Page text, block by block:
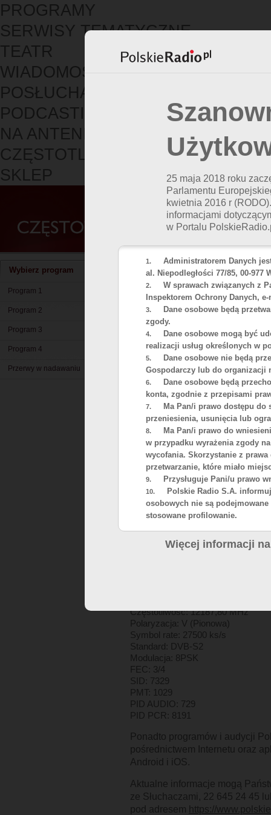
25 maja 2018 roku
Parlamentu
kwietnia 2016 r
informacjami
w Portalu
1.
Administratorem Danych
al. Niepodległości 77/85, 00-977
2.
W sprawach związanych z
Inspektorem Ochrony Danych,
3.
Dane osobowe będą
zgody.
4.
Dane osobowe mogą być
realizacji usług określonych w
5.
Dane osobowe nie będą
Gospodarczy lub do organizacji
6.
Dane osobowe będą
konta, zgodnie z przepisami
7.
Ma Pan/i prawo dostępu
przeniesienia, usunięcia lub
8.
Ma Pan/i prawo do
w przypadku wyrażenia zgody
wycofania. Skorzystanie z
przetwarzanie, które miało
9. Przysługuje Pani/u prawo
10.
Polskie Radio S.A.
osobowych nie są
stosowane profilowanie.
Więcej informacji
PROGRAMY
SERWISY TEMATYCZNE
TEATR
WIADOMOŚCI
POSŁUCHAJ
PODCASTING
NA ANTENIE
CZĘSTOTLIWOŚCI
SKLEP
Wybierz program
Program 1
Program 2
Program 3
Program 4
Przerwy w nadawaniu
Częstotliwości
Polskiego Radia SA
Program 1 Polskiego Radia
sąsiadujących na falach
Polskiego Radia – Jedynka,
24, mogą być odbierane na
Rozszerzona oferta
Trójka, Program 4- Polskie
Kierowców, Radio Dzieciom,
Radio dla Ukrainy - jest
cyfrowej w technologii DAB+.
adresem:https://
Program 1 oraz Program 3
satelity Hot Bird 13°E z
dostępu warunkowego oraz
Ponadto za pośrednictwem
programu Polskiego Radia dla
FTA (Free-to-Air) i nie wymaga
Parametry odbioru Polskiego
Częstotliwość: 12187,80 MHz
Polaryzacja: V (Pionowa)
Symbol rate: 27500 ks/s
Standard: DVB-S2
Modulacja: 8PSK
FEC: 3/4
SID: 7329
PMT: 1029
PID AUDIO: 729
PID PCR: 8191
Ponadto programów i audycji
pośrednictwem Internetu oraz
Android i iOS.
Aktualne informacje mogą
ze Słuchaczami, 22 645 24 45
pod adresem https://